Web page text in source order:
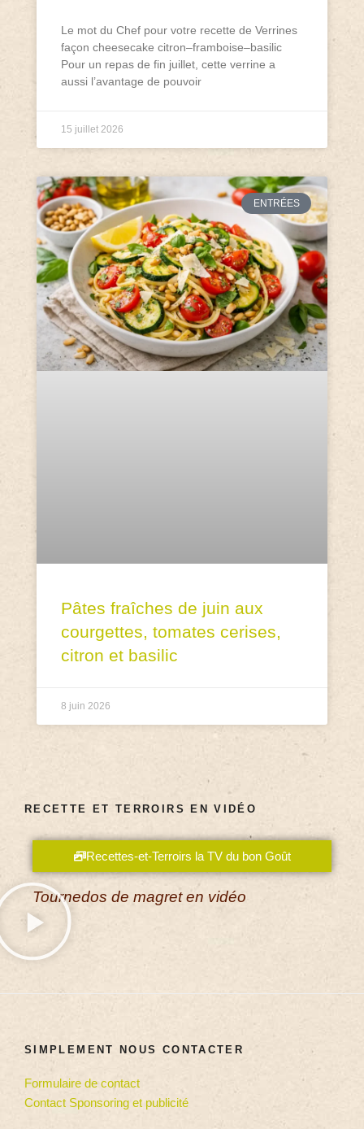
Le mot du Chef pour votre recette de Verrines
façon cheesecake citron–framboise–basilic
Pour un repas de fin juillet, cette verrine a
aussi l’avantage de pouvoir
15 juillet 2026
ENTRÉES
Pâtes fraîches de juin aux
courgettes, tomates cerises,
citron et basilic
8 juin 2026
RECETTE ET TERROIRS EN VIDÉO
Recettes-et-Terroirs la TV du bon Goût
Tournedos de magret en vidéo
SIMPLEMENT NOUS CONTACTER
Formulaire de contact
Contact Sponsoring et publicité